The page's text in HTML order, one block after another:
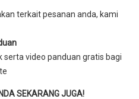
terkait pesanan anda, kami
serta video panduan gratis bagi
SEKARANG JUGA!